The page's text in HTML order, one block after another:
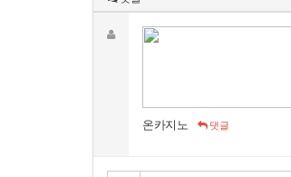
온카지노 댓글